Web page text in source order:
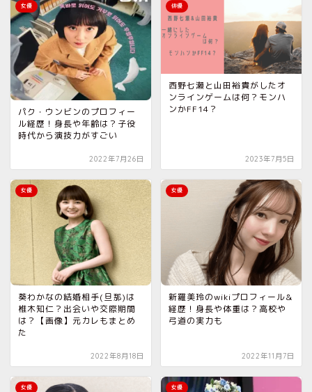
女優
パク・ウンビンのプロフィー
ル経歴！身長や年齢は？子役
時代から演技力がすごい
2022年7月26日
俳優
西野七瀬と山田裕貴がしたオ
ンラインゲームは何？モンハ
ンかFF14？
2023年7月5日
女優
葵わかなの結婚相手(旦那)は
椎木知仁？出会いや交際期間
は？【画像】元カレもまとめ
た
2022年8月18日
女優
新羅美玲のwikiプロフィール&
経歴！身長や体重は？高校や
弓道の実力も
2022年11月7日
女優 女優